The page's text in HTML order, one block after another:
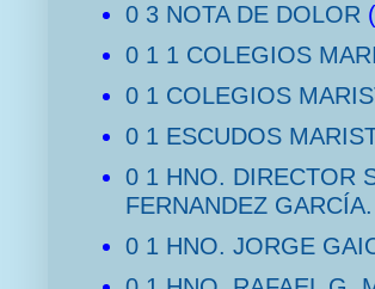
0 3 NOTA DE DOLOR
0 1 1 COLEGIOS
0 1 COLEGIOS
0 1 ESCUDOS
0 1 HNO. DIRECTOR
FERNANDEZ GARCÍA.
0 1 HNO. JORGE